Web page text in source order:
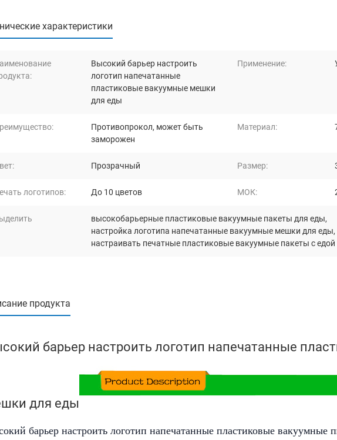
характеристики
Высокий барьер настроить
логотип напечатанные
пластиковые вакуумные мешки
для еды
Применение:
Противопрокол, может быть
заморожен
Материал:
Прозрачный Размер:
логотипов: До 10 цветов МОК:
высокобарьерные пластиковые вакуумные пакеты для еды,
настройка логотипа напечатанные вакуумные мешки для еды,
настраивать печатные пластиковые вакуумные пакеты с едой
продукта
барьер настроить логотип напечатанные
для еды
барьер настроить логотип напечатанные пластиковые вакуумные